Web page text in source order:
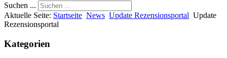
Suchen ...
Aktuelle Seite: Startseite News Update Rezensionsportal Update
Rezensionsportal
Kategorien